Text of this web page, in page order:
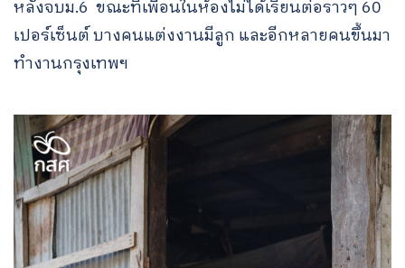
หลังจบม.6 ขณะที่เพื่อนในห้องไม่ได้เรียนต่อราวๆ 60
เปอร์เซ็นต์ บางคนแต่งงานมีลูก และอีกหลายคนขึ้นมา
ทำงานกรุงเทพฯ​